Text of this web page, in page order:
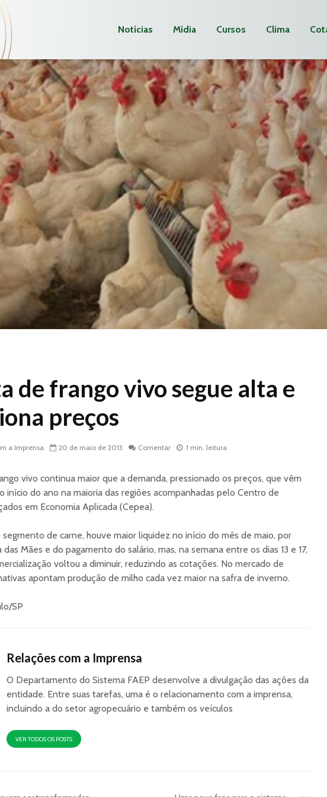
Notícias Mídia Cursos Clima
de frango vivo segue alta e
preços
a Imprensa 20 de maio de 2013 Comentar 1 min. leitura
vivo continua maior que a demanda, pressionado os preços, que vêm
início do ano na maioria das regiões acompanhadas pelo Centro de
em Economia Aplicada (Cepea).
segmento de carne, houve maior liquidez no início do mês de maio, por
das Mães e do pagamento do salário, mas, na semana entre os dias 13 e 17,
voltou a diminuir, reduzindo as cotações. No mercado de
apontam produção de milho cada vez maior na safra de inverno.
SP
Relações com a Imprensa
O Departamento do Sistema FAEP desenvolve a divulgação das ações da
entidade. Entre suas tarefas, uma é o relacionamento com a imprensa,
incluindo a do setor agropecuário e também os veículos
VER TODOS OS POSTS